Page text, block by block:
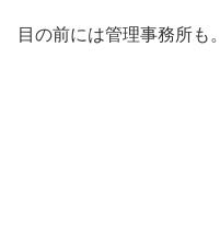
目の前には管理事務所も。